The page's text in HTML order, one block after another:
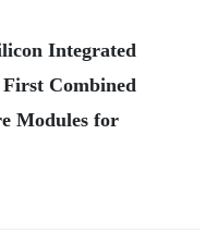
Integrated
First Combined
Modules for